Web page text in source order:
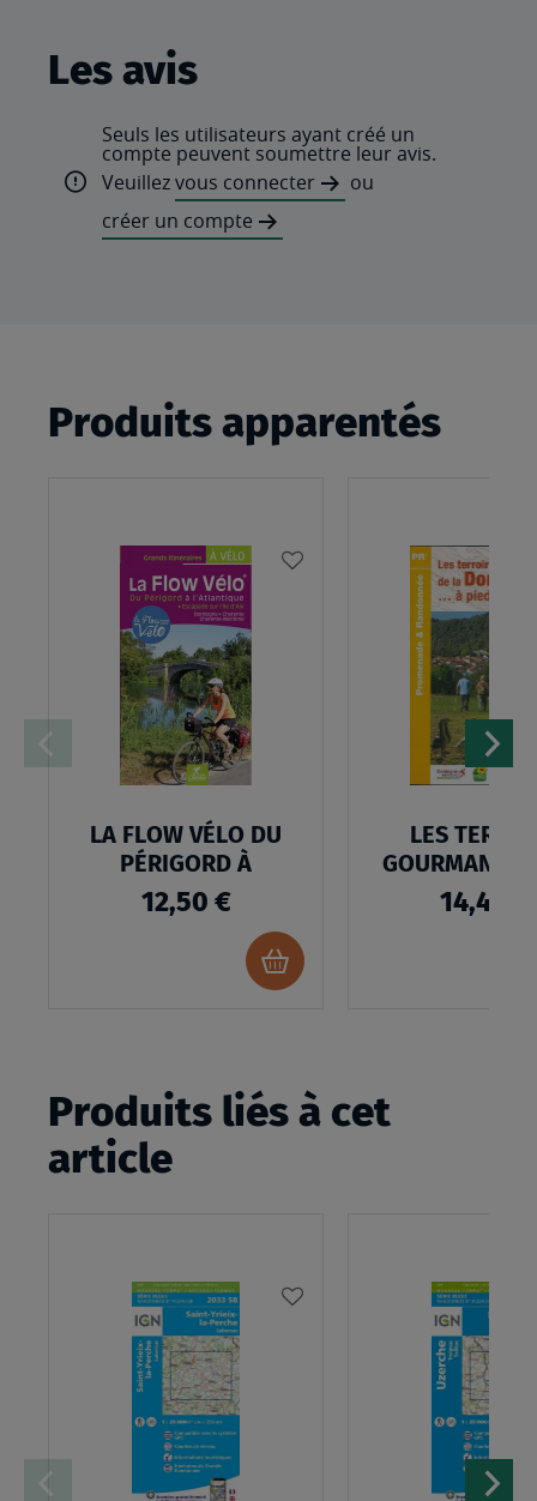
Les avis
Seuls les utilisateurs ayant créé un
compte peuvent soumettre leur avis.
Veuillezvous connecter
ou
créer un compte
Produits apparentés
LA FLOW VÉLO DU
PÉRIGORD À
12,50 €
Ajouter
au
LES
GOURMANDS
14,40 €
Produits liés à cet
article